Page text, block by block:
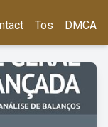
Tos DMCA